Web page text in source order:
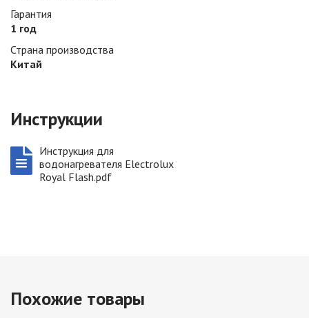
Гарантия
1 год
Страна производства
Китай
Инструкции
Инструкция для
водонагревателя Electrolux
Royal Flash.pdf
Похожие товары